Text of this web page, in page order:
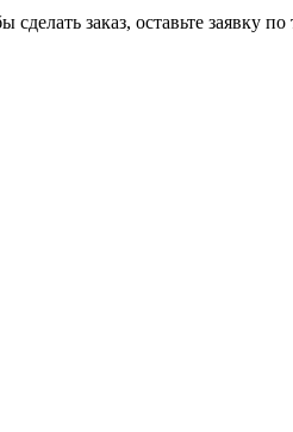
заказ, оставьте заявку